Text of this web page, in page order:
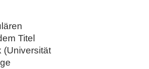
Titel
(Universität